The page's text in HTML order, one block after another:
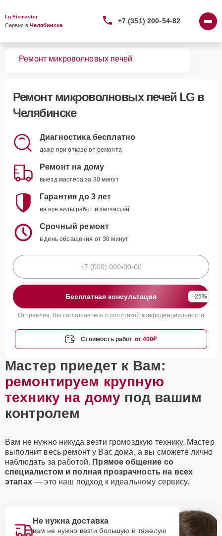
Lg Fixmaster
Сервис в Челябинске
+7 (351) 200-54-82
Ремонт микроволновых печей
Ремонт микроволновых печей LGв
Челябинске
Диагностика бесплатно
даже при отказе от ремонта
Ремонт на дому
выезд мастера за 30 минут
Гарантия до 3 лет
на все виды работ и запчастей
Срочный ремонт
в день обращения от 30 минут
Бесплатная консультация -25%
Отправляя, Вы соглашаетесь с политикой конфиденциальности
Стоимость работ от 400₽
Мастер приедет к Вам:
ремонтируем крупную
технику на дому под вашим
контролем
Вам не нужно никуда везти громоздкую технику. Мастер
выполнит весь ремонт у Вас дома, а вы сможете лично
наблюдать за работой. Прямое общение со
специалистом и полная прозрачность на всех
этапах— это наш подход к идеальному сервису.
Не нужна доставка
вам не нужно везти большую и тяжелую